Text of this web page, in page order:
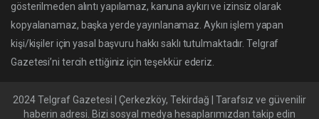
gösterilmeden alıntı yapılamaz, kanuna aykırı ve izinsiz olarak
kopyalanamaz, başka yerde yayınlanamaz. Aykırı işlem yapan
kişi/kişiler için yasal başvuru hakkı saklı tutulmaktadır. Telgraf
Gazetesi’ni tercih ettiğiniz için teşekkür ederiz.
2024 Telgraf Gazetesi | Çerkezköy, Tekirdağ | Tarafsız ve güvenilir
haberin adresi. Bizi sosyal medya hesaplarımızdan takip edin